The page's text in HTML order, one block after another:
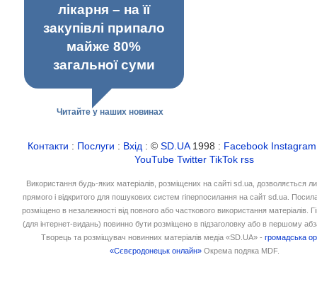
лікарня – на її
закупівлі припало
майже 80%
загальної суми
Читайте у наших новинах
Контакти : Послуги : Вхід : ©SD.UA1998 : Facebook Instagram
YouTube Twitter TikTok rss
Використання будь-яких матеріалів, розміщених на сайті sd.ua, дозволяється
прямого і відкритого для пошукових систем гіперпосилання на сайт sd.ua.
розміщено в незалежності від повного або часткового використання матеріалів.
(для інтернет-видань) повинно бути розміщено в підзаголовку або в першому
Творець та розміщувач новинних матеріалів медіа «SD.UA» -громадська
«Сєвєродонецьк онлайн» Окрема подяка MDF.